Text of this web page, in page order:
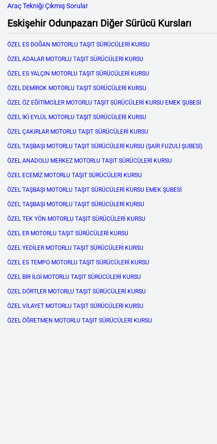
Araç Tekniği Çıkmış Sorular
Eskişehir Odunpazarı Diğer Sürücü Kursları
ÖZEL ES DOĞAN MOTORLU TAŞIT SÜRÜCÜLERİ KURSU
ÖZEL ADALAR MOTORLU TAŞIT SÜRÜCÜLERİ KURSU
ÖZEL ES YALÇIN MOTORLU TAŞIT SÜRÜCÜLERİ KURSU
ÖZEL DEMİROK MOTORLU TAŞIT SÜRÜCÜLERİ KURSU
ÖZEL ÖZ EĞİTİMCİLER MOTORLU TAŞIT SÜRÜCÜLERİ KURSU EMEK ŞUBESİ
ÖZEL İKİ EYLÜL MOTORLU TAŞIT SÜRÜCÜLERİ KURSU
ÖZEL ÇAKIRLAR MOTORLU TAŞIT SÜRÜCÜLERİ KURSU
ÖZEL TAŞBAŞI MOTORLU TAŞIT SÜRÜCÜLERİ KURSU (ŞAİR FUZULİ ŞUBESİ)
ÖZEL ANADOLU MERKEZ MOTORLU TAŞIT SÜRÜCÜLERİ KURSU
ÖZEL ECEMİZ MOTORLU TAŞIT SÜRÜCÜLERİ KURSU
ÖZEL TAŞBAŞI MOTORLU TAŞIT SÜRÜCÜLERİ KURSU EMEK ŞUBESİ
ÖZEL TAŞBAŞI MOTORLU TAŞIT SÜRÜCÜLERİ KURSU
ÖZEL TEK YÖN MOTORLU TAŞIT SÜRÜCÜLERİ KURSU
ÖZEL ER MOTORLU TAŞIT SÜRÜCÜLERİ KURSU
ÖZEL YEDİLER MOTORLU TAŞIT SÜRÜCÜLERİ KURSU
ÖZEL ES TEMPO MOTORLU TAŞIT SÜRÜCÜLERİ KURSU
ÖZEL BİR İLGİ MOTORLU TAŞIT SÜRÜCÜLERİ KURSU
ÖZEL DÖRTLER MOTORLU TAŞIT SÜRÜCÜLERİ KURSU
ÖZEL VİLAYET MOTORLU TAŞIT SÜRÜCÜLERİ KURSU
ÖZEL ÖĞRETMEN MOTORLU TAŞIT SÜRÜCÜLERİ KURSU